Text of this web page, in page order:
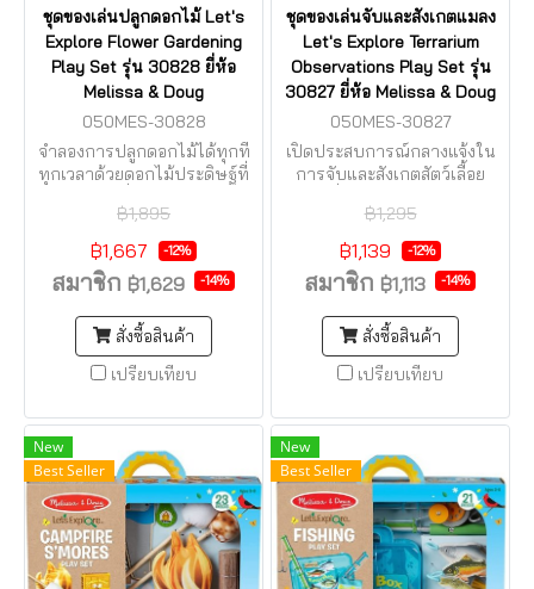
ชุดของเล่นปลูกดอกไม้ Let's
Explore Flower Gardening
Play Set รุ่น 30828 ยี่ห้อ
Melissa & Doug
050MES-30828
จำลองการปลูกดอกไม้ได้ทุกที่
ทุกเวลาด้วยดอกไม้ประดิษฐ์ที่
฿1,895
฿1,667 -12%
สมาชิก ฿1,629 -14%
สั่งซื้อสินค้า
เปรียบเทียบ
ชุดของเล่นจับและสังเกตแมลง
Let's Explore Terrarium
Observations Play Set รุ่น
30827 ยี่ห้อ Melissa & Doug
050MES-30827
เปิดประสบการณ์กลางแจ้งใน
การจับและสังเกตสัตว์เลื้อย
ได้ทุกที่ทุกเวลา
฿1,295
฿1,139 -12%
สมาชิก ฿1,113 -14%
สั่งซื้อสินค้า
เปรียบเทียบ
New
Best Seller
New
Best Seller